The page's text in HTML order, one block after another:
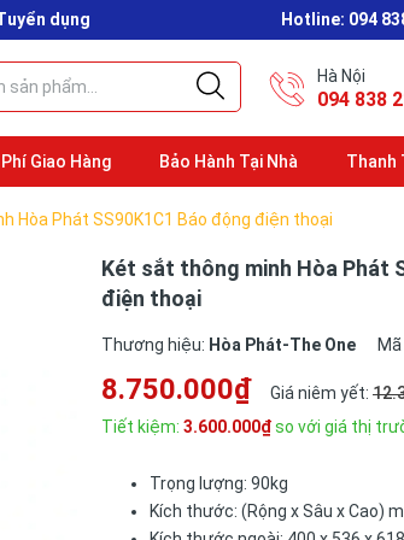
dụng Hotline: 094
Hà Nội
094 838
Giao Hàng Bảo Hành Tại Nhà Thanh
Hòa Phát SS90K1C1 Báo động điện thoại
Két sắt thông minh Hòa Phát
điện thoại
Thương hiệu: Hòa Phát-The One
8.750.000₫ Giá niêm yết:
Tiết kiệm: 3.600.000₫so với giá thị
Trọng lượng: 90kg
Kích thước: (Rộng x Sâu x Cao)